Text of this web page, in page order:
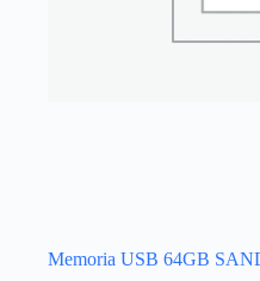
Memoria USB 64GB